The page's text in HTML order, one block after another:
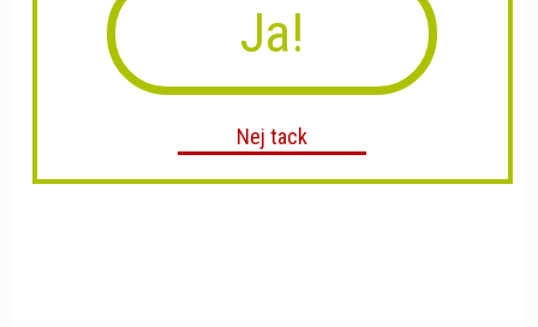
Ja!
Nej tack